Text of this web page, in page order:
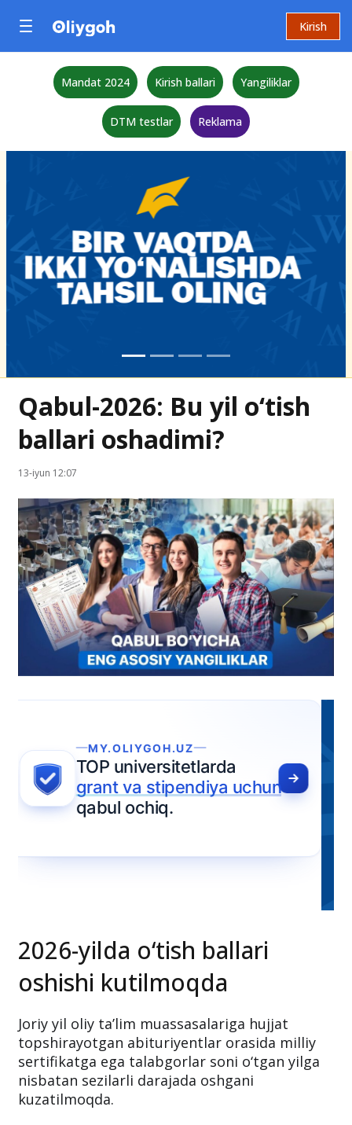
Kirish
Mandat 2024 Kirish ballari Yangiliklar
DTM testlar Reklama
Qabul-2026: Bu yil o‘tish
ballari oshadimi?
13-iyun 12:07
2026-yilda o‘tish ballari
oshishi kutilmoqda
Joriy yil oliy ta’lim muassasalariga hujjat
topshirayotgan abituriyentlar orasida milliy
sertifikatga ega talabgorlar soni o‘tgan yilga
nisbatan sezilarli darajada oshgani
kuzatilmoqda.